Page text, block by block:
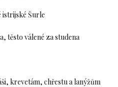
Šurle
těsto válené za studena
krevetám, chřestu a lanýžům